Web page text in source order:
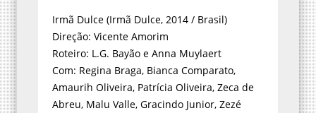
Irmã Dulce (Irmã Dulce, 2014 / Brasil)
Direção: Vicente Amorim
Roteiro: L.G. Bayão e Anna Muylaert
Com: Regina Braga, Bianca Comparato,
Amaurih Oliveira, Patrícia Oliveira, Zeca de
Abreu, Malu Valle, Gracindo Junior, Zezé